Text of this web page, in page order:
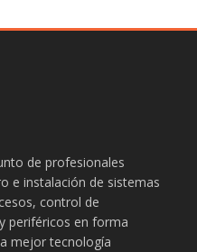
de profesionales
e instalación de sistemas
control de
periféricos en forma
mejor tecnología